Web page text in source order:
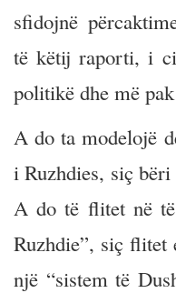
sfidojnë
të këtij raporti, i
politikë dhe më
A do ta modelojë
i Ruzhdies, siç
A do të flitet në
Ruzhdie”, siç flitet
një “sistem të